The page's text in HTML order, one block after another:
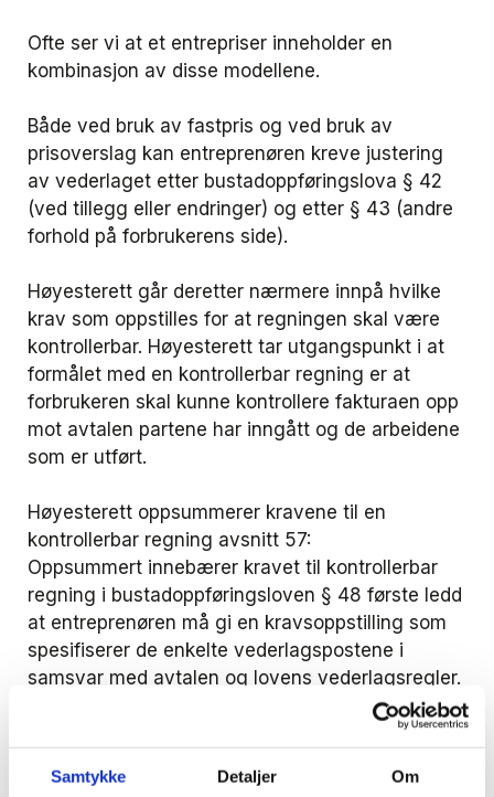
Samtykke Detaljer Om
Ofte ser vi at et entrepriser inneholder en
kombinasjon av disse modellene.
Både ved bruk av fastpris og ved bruk av
prisoverslag kan entreprenøren kreve justering
av vederlaget etter bustadoppføringslova § 42
(ved tillegg eller endringer) og etter § 43 (andre
forhold på forbrukerens side).
Høyesterett går deretter nærmere innpå hvilke
krav som oppstilles for at regningen skal være
kontrollerbar. Høyesterett tar utgangspunkt i at
formålet med en kontrollerbar regning er at
forbrukeren skal kunne kontrollere fakturaen opp
mot avtalen partene har inngått og de arbeidene
som er utført.
Høyesterett oppsummerer kravene til en
kontrollerbar regning avsnitt 57:
Oppsummert innebærer kravet til kontrollerbar
regning i bustadoppføringsloven § 48 første ledd
at entreprenøren må gi en kravsoppstilling som
spesifiserer de enkelte vederlagspostene i
samsvar med avtalen og lovens vederlagsregler.
For å ivareta forbrukerens kontrollbehov, må
regningen oppgi hvor mange timer og hvilke
vederlagspost der det kreves vederlag for